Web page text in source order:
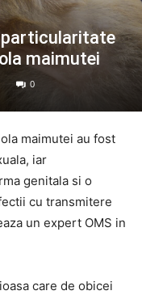
particularitate
maimutei
0
maimutei au fost
iar
genitala si o
cu transmitere
un expert OMS in
care de obicei